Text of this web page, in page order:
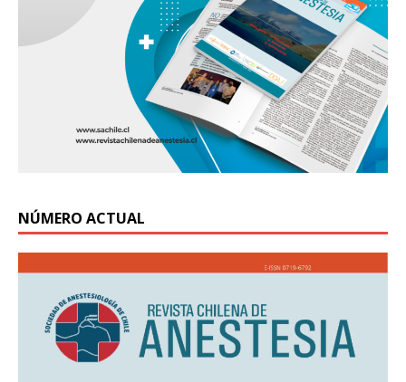
NÚMERO ACTUAL